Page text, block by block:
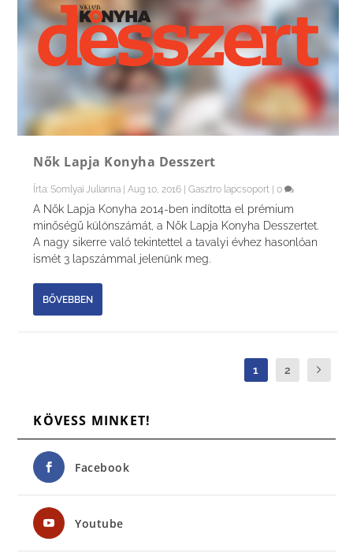
Nők Lapja Konyha Desszert
Írta:Somlyai Julianna |Aug 10, 2016 |Gasztro lapcsoport |0
A Nők Lapja Konyha 2014-ben indította el prémium
minőségű különszámát, a Nők Lapja Konyha Desszertet.
A nagy sikerre való tekintettel a tavalyi évhez hasonlóan
ismét 3 lapszámmal jelenünk meg.
BŐVEBBEN
1 2
KÖVESS MINKET!
Facebook
Youtube